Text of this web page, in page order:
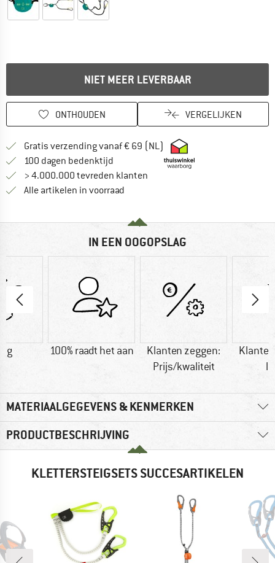
NIET MEER LEVERBAAR
ONTHOUDEN VERGELIJKEN
Gratis verzending vanaf € 69 (NL) Vind hier de
100 dagen bedenktijd Vind de betalingsinformatie hier!
> 4.000.000 tevreden klanten
Alle artikelen in voorraad
IN EEN OOGOPSLAG
g 100% raadt het aan
Klanten zeggen:
Prijs/kwaliteit
MATERIAALGEGEVENS & KENMERKEN
PRODUCTBESCHRIJVING
KLETTERSTEIGSETS SUCCESARTIKELEN